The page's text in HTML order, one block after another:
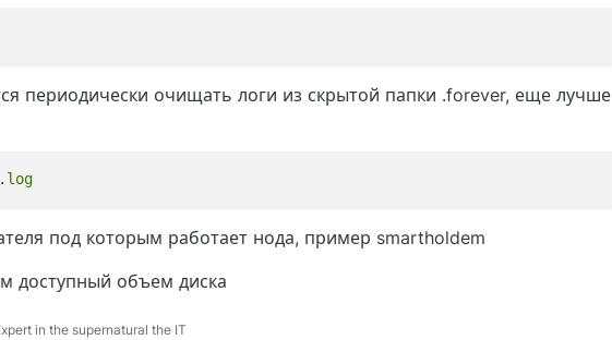
периодически очищать логи из скрытой папки .forever, еще лучше
log
под которым работает нода, пример smartholdem
доступный объем диска
in the supernatural the IT